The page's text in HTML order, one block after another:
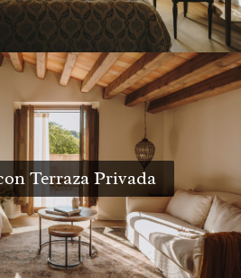
Terraza Privada